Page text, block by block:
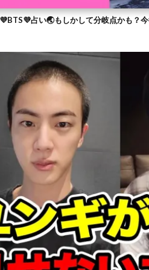
占い🌏もしかして分岐点かも？